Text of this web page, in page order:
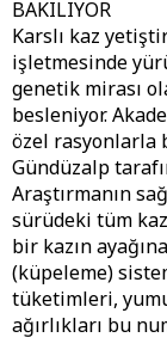
BAKILIYOR
Karslı kaz
işletmesinde
genetik mirası
besleniyor.
özel rasyonlarla
Gündüzalp
Araştırmanın
sürüdeki tüm
bir kazın
(küpeleme)
tüketimleri,
ağırlıkları bu